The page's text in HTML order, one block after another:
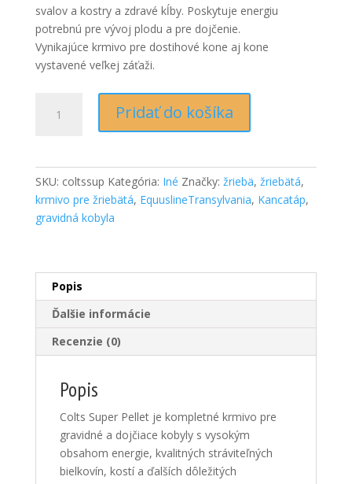
svalov a kostry a zdravé kĺby. Poskytuje energiu
potrebnú pre vývoj plodu a pre dojčenie.
Vynikajúce krmivo pre dostihové kone aj kone
vystavené veľkej záťaži.
Colts
alaptakarmány
vemhes
szoptató
évesnél
fiatalabb
csikók
számára
Pridať do košíka
SKU: coltssup Kategória: Iné Značky: žriebä, žriebätá,
krmivo pre žriebätá, EquuslineTransylvania, Kancatáp,
gravidná kobyla
Popis
Ďalšie informácie
Recenzie (0)
Popis
Colts Super Pellet je kompletné krmivo pre
gravidné a dojčiace kobyly s vysokým
obsahom energie, kvalitných stráviteľných
bielkovín, kostí a ďalších dôležitých